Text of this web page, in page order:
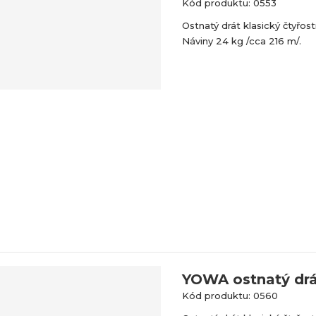
Kód produktu: 0553
Ostnatý drát klasický
Náviny 24 kg /cca 216 m/.
YOWA ostnatý
Kód produktu: 0560